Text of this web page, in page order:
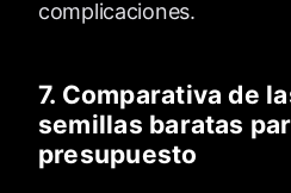
complicaciones.
7. Comparativa de
semillas baratas
presupuesto